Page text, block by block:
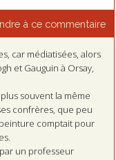
à ce commentaire
car médiatisées, alors
et Gauguin à Orsay,
souvent la même
confrères, que peu
comptait pour
un professeur